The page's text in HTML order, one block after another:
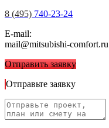
8 (495) 740-23-24
E-mail:
mail@mitsubishi-comfort.ru
Отправить заявку
Отправьте заявку